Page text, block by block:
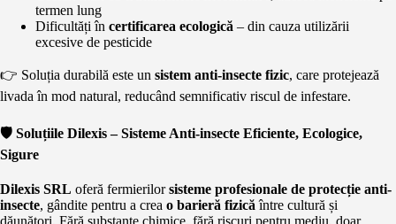
termen lung
Dificultăți în certificarea ecologică – din cauza utilizării
excesive de pesticide
👉 Soluția durabilă este un sistem anti-insecte fizic, care protejează
livada în mod natural, reducând semnificativ riscul de infestare.
🛡️ Soluțiile Dilexis – Sisteme Anti-insecte Eficiente, Ecologice,
Sigure
Dilexis SRL oferă fermierilorsisteme profesionale de protecție anti-
insecte, gândite pentru a crea o barieră fizică între cultură și